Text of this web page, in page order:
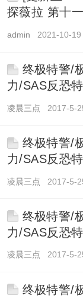
探薇拉 第十
admin 2021-10-19
终极特警/
力/SAS反恐
Ultimate Force
凌晨三点 2017-5-
终极特警/
力/SAS反恐
Ultimate Force
凌晨三点 2017-5-
终极特警/
力/SAS反恐
Ultimate
凌晨三点 2017-5-
终极特警/